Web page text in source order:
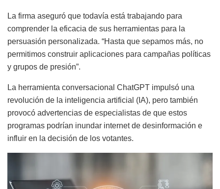
La firma aseguró que todavía está trabajando para
comprender la eficacia de sus herramientas para la
persuasión personalizada. “Hasta que sepamos más, no
permitimos construir aplicaciones para campañas políticas
y grupos de presión”.
La herramienta conversacional ChatGPT impulsó una
revolución de la inteligencia artificial (IA), pero también
provocó advertencias de especialistas de que estos
programas podrían inundar internet de desinformación e
influir en la decisión de los votantes.